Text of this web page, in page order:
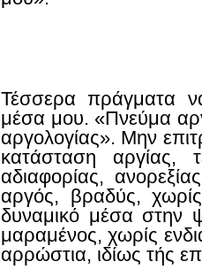
Τέσσερα πράγματα
μέσα μου. «Πνεύμα
αργολογίας». Μην
κατάσταση αργίας,
αδιαφορίας,
αργός, βραδύς,
δυναμικό μέσα στην
μαραμένος, χωρίς
αρρώστια, ιδίως τής